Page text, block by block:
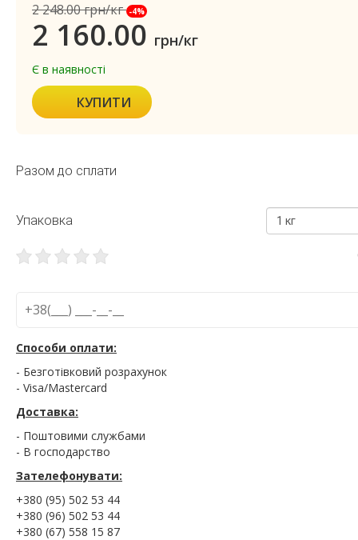
2 248.00грн/кг -4%
2 160.00 грн/кг
Є в наявності
КУПИТИ
Разом до сплати
Упаковка 1 кг
Способи оплати:
- Безготівковий розрахунок
- Visa/Mastercard
Доставка:
- Поштовими службами
- В господарство
Зателефонувати:
+380 (95) 502 53 44
+380 (96) 502 53 44
+380 (67) 558 15 87